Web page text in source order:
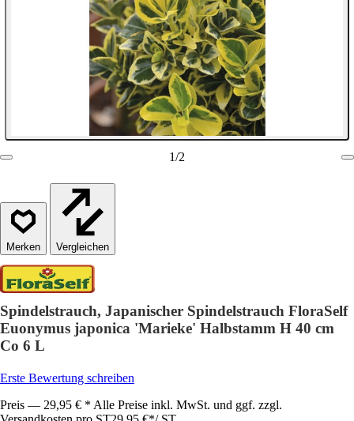
1/2
Vergleichen
Spindelstrauch, Japanischer Spindelstrauch FloraSelf
Euonymus japonica 'Marieke' Halbstamm H 40 cm
Co 6 L
Erste Bewertung schreiben
Preis — 29,95 € * Alle Preise inkl. MwSt. und ggf. zzgl.